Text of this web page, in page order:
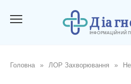
Головна » ЛОР Захворювання »